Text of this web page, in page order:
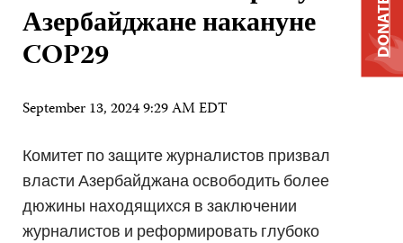
Азербайджане накануне
COP29
September 13, 2024 9:29 AM EDT
Комитет по защите журналистов призвал
власти Азербайджана освободить более
дюжины находящихся в заключении
журналистов и реформировать глубоко
DONATE